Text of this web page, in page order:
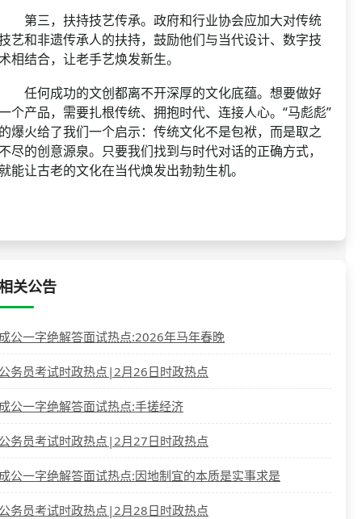
三，扶持技艺传承。政府和行业协会应加大对传统
艺和非遗传承人的扶持，鼓励他们与当代设计、数字技
相结合，让老手艺焕发新生。
何成功的文创都离不开深厚的文化底蕴。想要做好
个产品，需要扎根传统、拥抱时代、连接人心。“马彪彪”
爆火给了我们一个启示：传统文化不是包袱，而是取之
尽的创意源泉。只要我们找到与时代对话的正确方式，
能让古老的文化在当代焕发出勃勃生机。
关公告
公一字绝解答面试热点:2026年马年春晚
务员考试时政热点|2月26日时政热点
公一字绝解答面试热点:手搓经济
务员考试时政热点|2月27日时政热点
公一字绝解答面试热点:因地制宜的本质是实事求是
务员考试时政热点|2月28日时政热点